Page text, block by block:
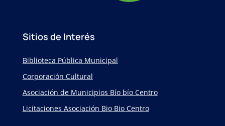
Sitios de Interés
Biblioteca Pública Municipal
Corporación Cultural
Asociación de Municipios Bío bío Centro
Licitaciones Asociación Bio Bio Centro